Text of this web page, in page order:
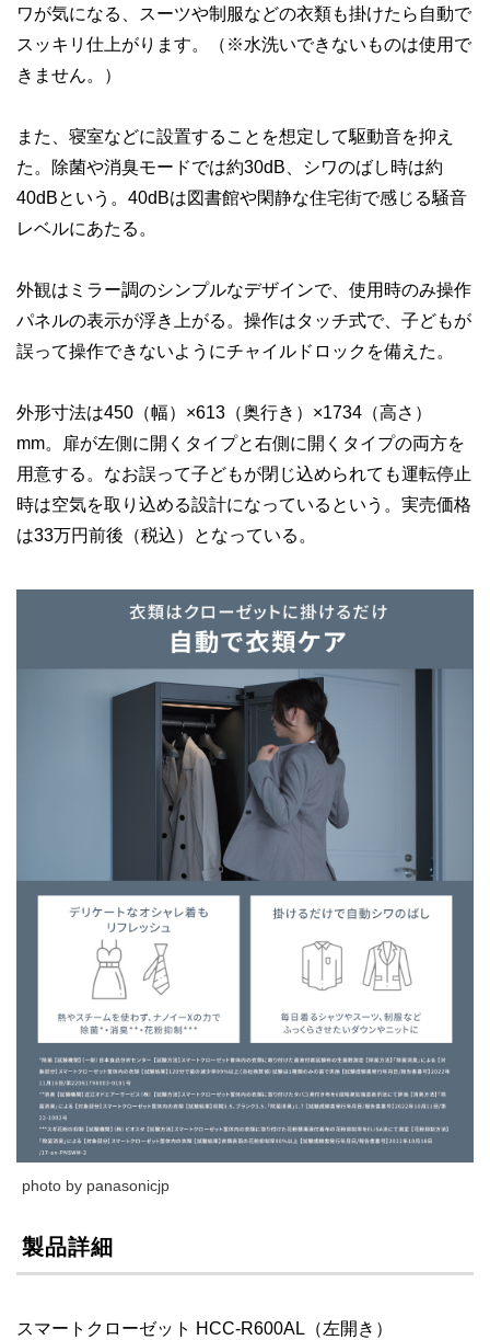
ワが気になる、スーツや制服などの衣類も掛けたら自動で
スッキリ仕上がります。（※水洗いできないものは使用で
きません。）
また、寝室などに設置することを想定して駆動音を抑え
た。除菌や消臭モードでは約30dB、シワのばし時は約
40dBという。40dBは図書館や閑静な住宅街で感じる騒音
レベルにあたる。
外観はミラー調のシンプルなデザインで、使用時のみ操作
パネルの表示が浮き上がる。操作はタッチ式で、子どもが
誤って操作できないようにチャイルドロックを備えた。
外形寸法は450（幅）×613（奥行き）×1734（高さ）
mm。扉が左側に開くタイプと右側に開くタイプの両方を
用意する。なお誤って子どもが閉じ込められても運転停止
時は空気を取り込める設計になっているという。実売価格
は33万円前後（税込）となっている。
photo by panasonicjp
製品詳細
スマートクローゼット HCC-R600AL（左開き）